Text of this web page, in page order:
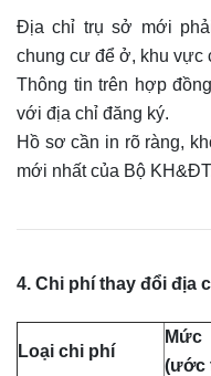
Địa chỉ trụ sở mới
chung cư để ở, khu vực
Thông tin trên hợp
với địa chỉ đăng ký.
Hồ sơ cần in rõ ràng,
mới nhất của Bộ
4. Chi phí thay đổi địa
Loại chi phí
(ước